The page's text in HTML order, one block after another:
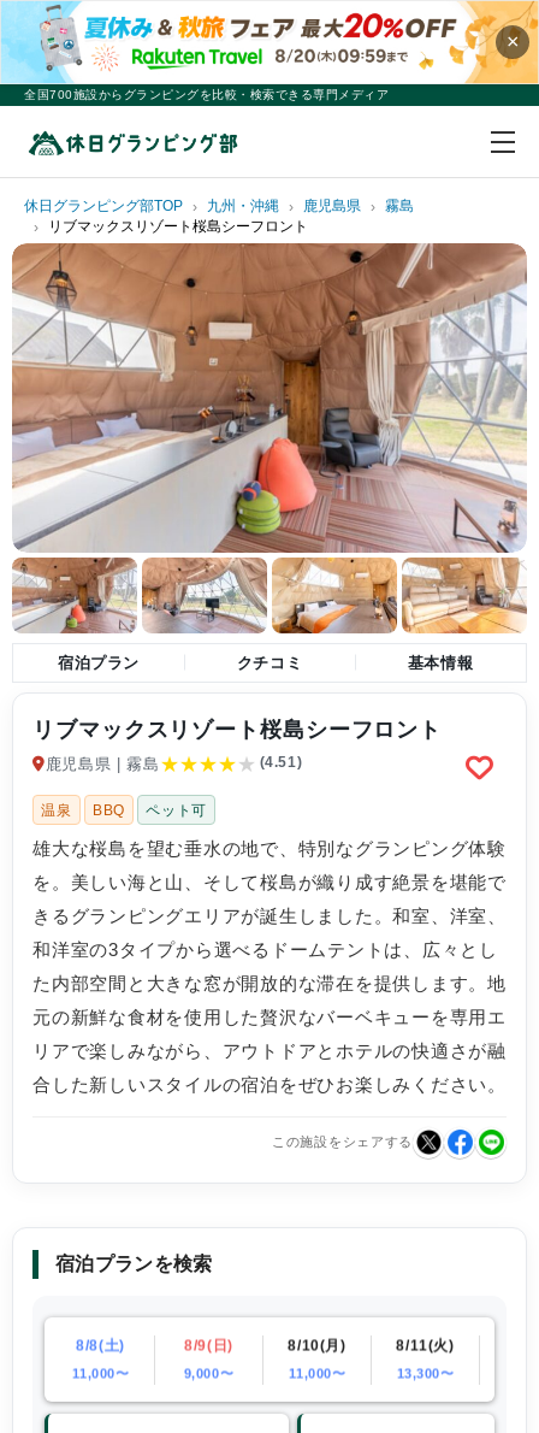
×
全国700施設からグランピングを比較・検索できる専門メディア
休日グランピング部TOP 九州・沖縄 鹿児島県
霧島
リブマックスリゾート桜島シーフロント
宿泊プラン クチコミ 基本情報
リブマックスリゾート桜島シーフロント
鹿児島県 | 霧島 ★★★★★ (4.51)
温泉 BBQ ペット可
雄大な桜島を望む垂水の地で、特別なグランピング体験
を。美しい海と山、そして桜島が織り成す絶景を堪能で
きるグランピングエリアが誕生しました。和室、洋室、
和洋室の3タイプから選べるドームテントは、広々とし
た内部空間と大きな窓が開放的な滞在を提供します。地
元の新鮮な食材を使用した贅沢なバーベキューを専用エ
リアで楽しみながら、アウトドアとホテルの快適さが融
合した新しいスタイルの宿泊をぜひお楽しみください。
この施設をシェアする
宿泊プランを検索
8/8(土)
11,000〜
8/9(日)
9,000〜
8/10(月)
11,000〜
8/11(火)
13,300〜